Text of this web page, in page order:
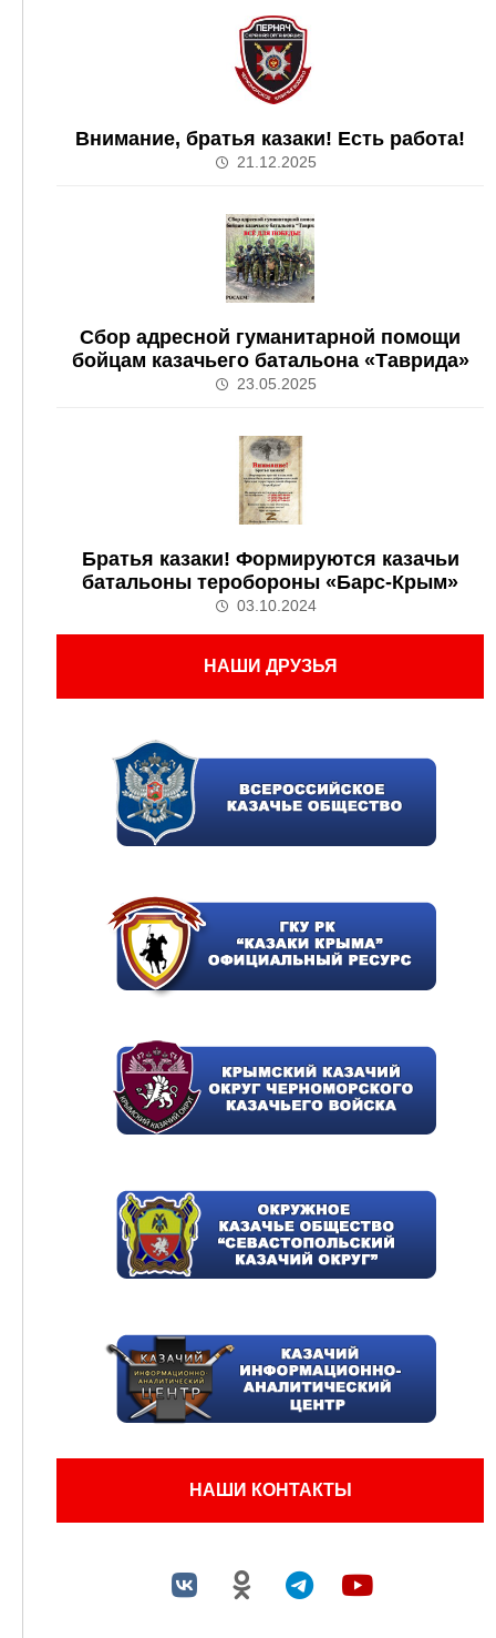
Внимание, братья казаки! Есть работа!
21.12.2025
Сбор адресной гуманитарной помощи
бойцам казачьего батальона «Таврида»
23.05.2025
Братья казаки! Формируются казачьи
батальоны теробороны «Барс-Крым»
03.10.2024
НАШИ ДРУЗЬЯ
НАШИ КОНТАКТЫ